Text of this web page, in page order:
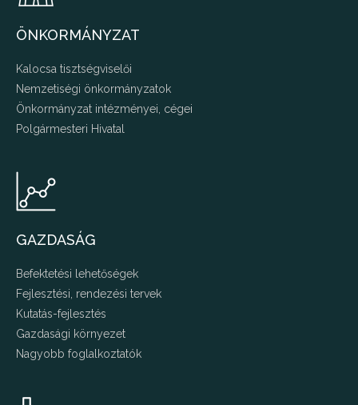
ÖNKORMÁNYZAT
Kalocsa tisztségviselői
Nemzetiségi önkormányzatok
Önkormányzat intézményei, cégei
Polgármesteri Hivatal
GAZDASÁG
Befektetési lehetőségek
Fejlesztési, rendezési tervek
Kutatás-fejlesztés
Gazdasági környezet
Nagyobb foglalkoztatók